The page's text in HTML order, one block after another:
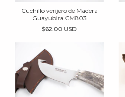
Cuchillo verijero de Madera
Guayubira CM803
$62.00 USD